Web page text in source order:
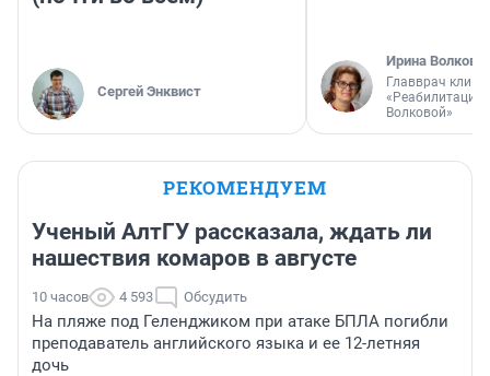
Сергей Энквист
Ирина Волкова
Главврач
«Реабилитация
Волковой»
РЕКОМЕНДУЕМ
Ученый АлтГУ рассказала, ждать ли
нашествия комаров в августе
10 часов 4 593 Обсудить
На пляже под Геленджиком при атаке БПЛА погибли
преподаватель английского языка и ее 12-летняя
дочь